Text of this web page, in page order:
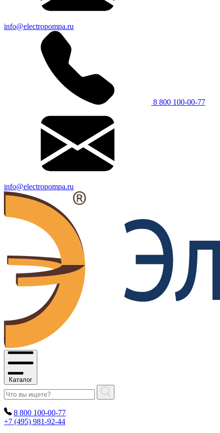
info@electropompa.ru
8 800 100-00-77
info@electropompa.ru
Каталог
8 800 100-00-77
+7 (495) 981-92-44